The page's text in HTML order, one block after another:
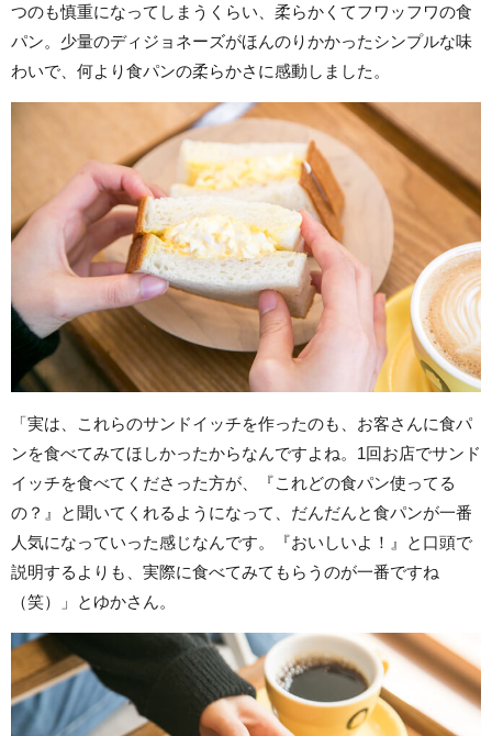
つのも慎重になってしまうくらい、柔らかくてフワッフワの食
パン。少量のディジョネーズがほんのりかかったシンプルな味
わいで、何より食パンの柔らかさに感動しました。
「実は、これらのサンドイッチを作ったのも、お客さんに食パ
ンを食べてみてほしかったからなんですよね。1回お店でサンド
イッチを食べてくださった方が、『これどの食パン使ってる
の？』と聞いてくれるようになって、だんだんと食パンが一番
人気になっていった感じなんです。『おいしいよ！』と口頭で
説明するよりも、実際に食べてみてもらうのが一番ですね
（笑）」とゆかさん。